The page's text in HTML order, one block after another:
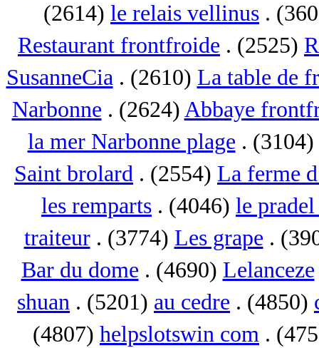
(2614) le relais vellinus .
Restaurant frontfroide . (2525)
SusanneCia. (2610) La table de
Narbonne . (2624) Abbaye
la mer Narbonne plage . (3104)
Saint brolard . (2554) La ferme
les remparts . (4046) le
traiteur. (3774) Les grape .
Bar du dome . (4690) Lelanceze
shuan . (5201) au cedre . (4850)
(4807) helpslotswin com .